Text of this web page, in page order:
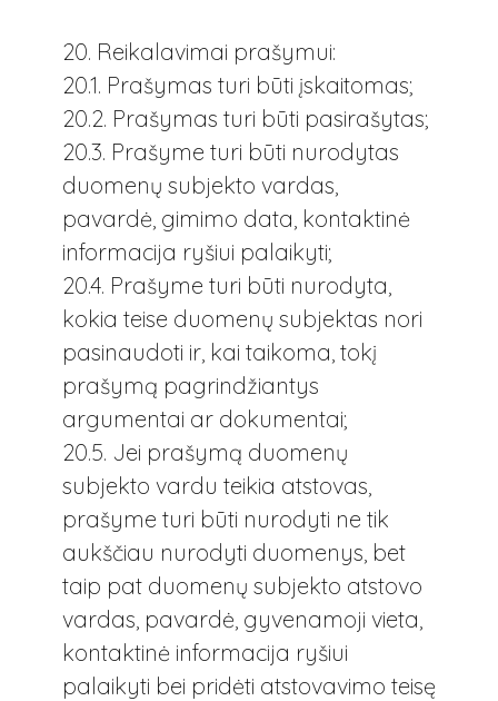
20. Reikalavimai prašymui:
20.1. Prašymas turi būti įskaitomas;
20.2. Prašymas turi būti pasirašytas;
20.3. Prašyme turi būti nurodytas
duomenų subjekto vardas,
pavardė, gimimo data, kontaktinė
informacija ryšiui palaikyti;
20.4. Prašyme turi būti nurodyta,
kokia teise duomenų subjektas nori
pasinaudoti ir, kai taikoma, tokį
prašymą pagrindžiantys
argumentai ar dokumentai;
20.5. Jei prašymą duomenų
subjekto vardu teikia atstovas,
prašyme turi būti nurodyti ne tik
aukščiau nurodyti duomenys, bet
taip pat duomenų subjekto atstovo
vardas, pavardė, gyvenamoji vieta,
kontaktinė informacija ryšiui
palaikyti bei pridėti atstovavimo teisę